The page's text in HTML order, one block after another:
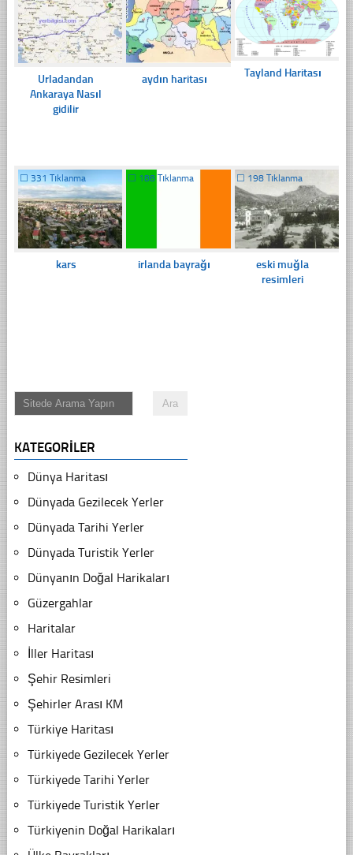
Urladandan
Ankaraya Nasıl
gidilir
aydın haritası
Tayland Haritası
☐ 331 Tıklanma
kars
☐ 188 Tıklanma
irlanda bayrağı
☐ 198 Tıklanma
eski muğla
resimleri
KATEGORILER
Dünya Haritası
Dünyada Gezilecek Yerler
Dünyada Tarihi Yerler
Dünyada Turistik Yerler
Dünyanın Doğal Harikaları
Güzergahlar
Haritalar
İller Haritası
Şehir Resimleri
Şehirler Arası KM
Türkiye Haritası
Türkiyede Gezilecek Yerler
Türkiyede Tarihi Yerler
Türkiyede Turistik Yerler
Türkiyenin Doğal Harikaları